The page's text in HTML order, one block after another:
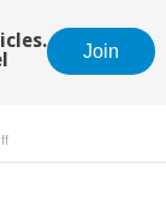
Join
on
23: